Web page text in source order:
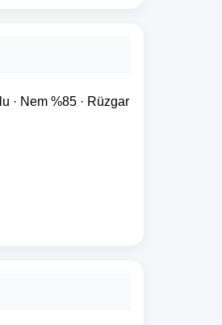
· Nem %85 · Rüzgar